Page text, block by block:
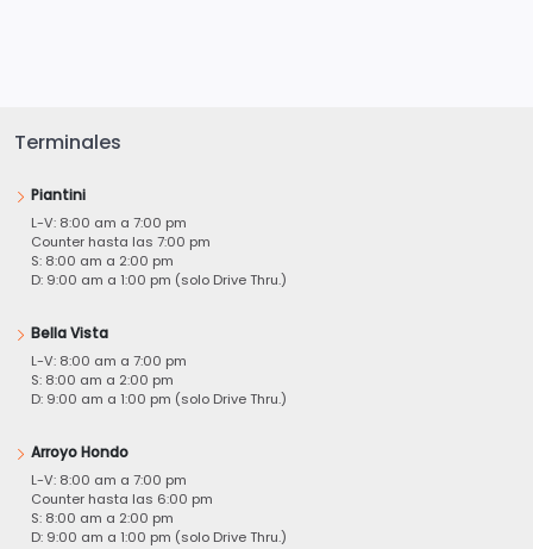
Terminales
Piantini
L-V: 8:00 am a 7:00 pm
Counter hasta las 7:00 pm
S: 8:00 am a 2:00 pm
D: 9:00 am a 1:00 pm (solo Drive Thru.)
Bella Vista
L-V: 8:00 am a 7:00 pm
S: 8:00 am a 2:00 pm
D: 9:00 am a 1:00 pm (solo Drive Thru.)
Arroyo Hondo
L-V: 8:00 am a 7:00 pm
Counter hasta las 6:00 pm
S: 8:00 am a 2:00 pm
D: 9:00 am a 1:00 pm (solo Drive Thru.)